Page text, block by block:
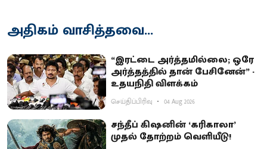
அதிகம் வாசித்தவை...
“இரட்டை அர்த்தமில்லை; ஒரே
அர்த்தத்தில் தான் பேசினேன்” -
உதயநிதி விளக்கம்
செய்திப்பிரிவு 04 Aug 2026
சந்தீப் கிஷனின் ‘கரிகாலா’
முதல் தோற்றம் வெளியீடு!